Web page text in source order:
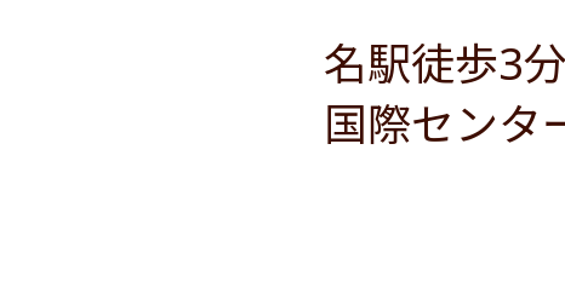
名駅徒歩3分
国際セン